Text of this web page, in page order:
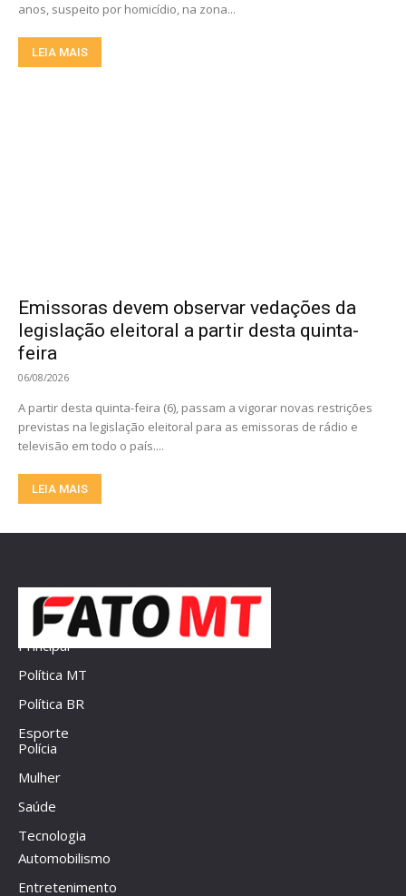
anos, suspeito por homicídio, na zona...
LEIA MAIS
Emissoras devem observar vedações da
legislação eleitoral a partir desta quinta-
feira
06/08/2026
A partir desta quinta-feira (6), passam a vigorar novas restrições
previstas na legislação eleitoral para as emissoras de rádio e
televisão em todo o país....
LEIA MAIS
Principal
Política MT
Política BR
Esporte
Polícia
Mulher
Saúde
Tecnologia
Automobilismo
Entretenimento